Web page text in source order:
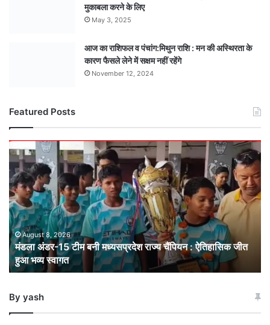
मुकाबला करने के लिए
May 3, 2025
आज का राशिफल व पंचांग:मिथुन राशि : मन की अस्थिरता के
कारण फैसले लेने में सक्षम नहीं रहेंगे
November 12, 2024
Featured Posts
अंडर-15
टीम
बनी
मध्यसप्रदेश
राज्य
चैंपियन
: ऐतिहासिक
जीत
हुआ
भव्य
August 8, 2026
मंडला अंडर-15 टीम बनी मध्यसप्रदेश राज्य चैंपियन : ऐतिहासिक जीत
हुआ भव्य स्वागत
By yash